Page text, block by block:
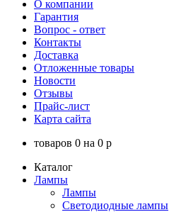
О компании
Гарантия
Вопрос - ответ
Контакты
Доставка
Отложенные товары
Новости
Отзывы
Прайс-лист
Карта сайта
товаров 0 на 0 p
Каталог
Лампы
Лампы
Светодиодные лампы